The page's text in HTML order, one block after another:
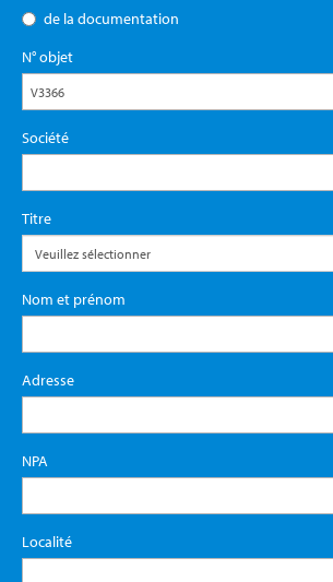
de la documentation
N° objet
Société
Titre
Nom et prénom
Adresse
NPA
Localité